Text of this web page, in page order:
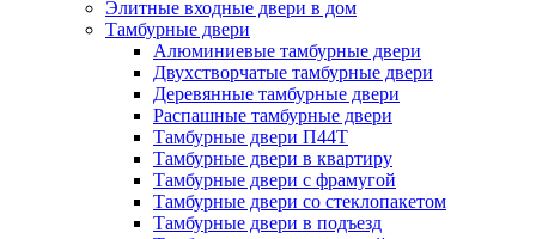
Элитные входные двери в дом
Тамбурные двери
Алюминиевые тамбурные двери
Двухстворчатые тамбурные двери
Деревянные тамбурные двери
Распашные тамбурные двери
Тамбурные двери П44Т
Тамбурные двери в квартиру
Тамбурные двери с фрамугой
Тамбурные двери со стеклопакетом
Тамбурные двери в подъезд